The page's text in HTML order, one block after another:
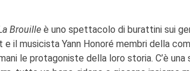
Brouille è uno spettacolo di burattini sui
il musicista Yann Honoré membri della
le protagoniste della loro storia. C’è una